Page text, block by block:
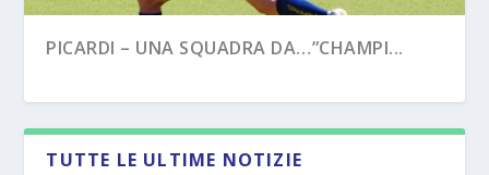
PICARDI – UNA SQUADRA DA…”CHAMPI...
TUTTE LE ULTIME NOTIZIE